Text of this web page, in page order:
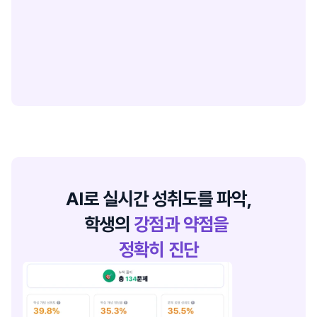
AI로 실시간 성취도를 파악,
학생의 강점과 약점을
정확히 진단